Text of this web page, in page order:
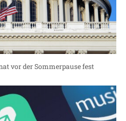
vor der Sommerpause fest